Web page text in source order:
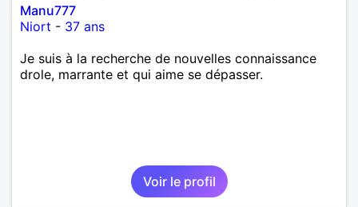
Manu777
Niort - 37 ans
Je suis à la recherche de nouvelles connaissance
drole, marrante et qui aime se dépasser.
Voir le profil